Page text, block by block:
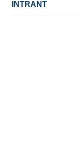
INTRANT